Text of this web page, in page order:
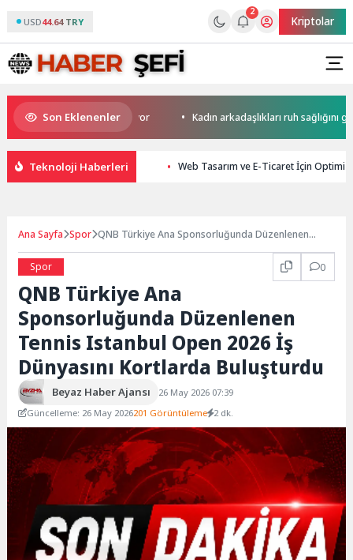
USD44.64 TRY
2
Kriptolar
Son Eklenenler
yapay zekaya bırakıyor Kadın arkadaşlıkları ruh sağlığını
Teknoloji Haberleri Web Tasarım ve E-Ticaret İçin
Ana Sayfa Spor QNB Türkiye Ana Sponsorluğunda Düzenlenen
Spor 0
QNB Türkiye Ana
Sponsorluğunda Düzenlenen
Tennis Istanbul Open 2026 İş
Dünyasını Kortlarda Buluşturdu
Beyaz Haber Ajansı
26 May 2026 07:39
Güncelleme: 26 May 2026201 Görüntüleme 2 dk.